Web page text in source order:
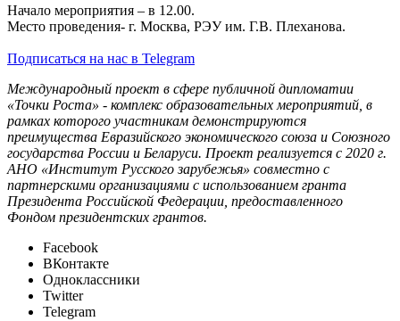
Начало мероприятия – в 12.00.
Место проведения- г. Москва, РЭУ им. Г.В. Плеханова.
Подписаться на нас в Telegram
Международный проект в сфере публичной дипломатии
«Точки Роста» - комплекс образовательных мероприятий, в
рамках которого участникам демонстрируются
преимущества Евразийского экономического союза и Союзного
государства России и Беларуси. Проект реализуется с 2020 г.
АНО «Институт Русского зарубежья» совместно с
партнерскими организациями с использованием гранта
Президента Российской Федерации, предоставленного
Фондом президентских грантов.
Facebook
ВКонтакте
Одноклассники
Twitter
Telegram